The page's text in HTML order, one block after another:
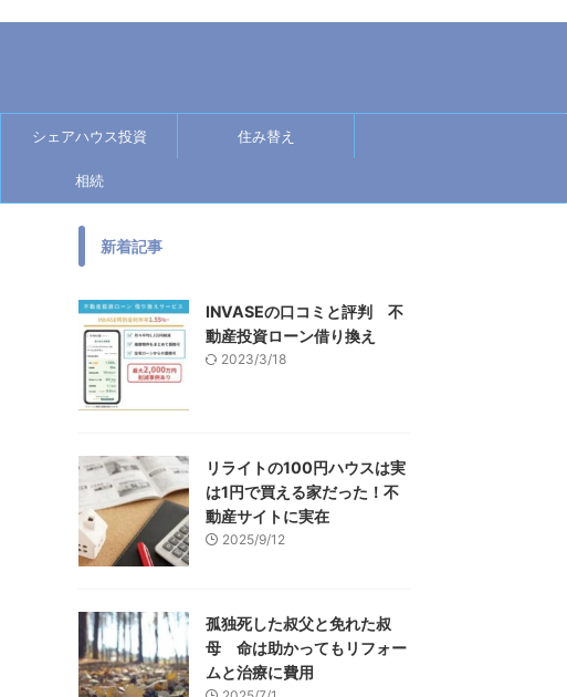
シェアハウス投資 住み替え
相続
新着記事
INVASEの口コミと評判 不
動産投資ローン借り換え
2023/3/18
リライトの100円ハウスは実
は1円で買える家だった！不
動産サイトに実在
2025/9/12
孤独死した叔父と免れた叔
母 命は助かってもリフォー
ムと治療に費用